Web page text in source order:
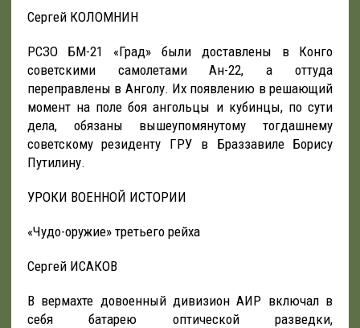
Сергей КОЛОМНИН
РСЗО БМ-21 «Град» были доставлены в Конго
советскими самолетами Ан-22, а оттуда
переправлены в Анголу. Их появлению в решающий
момент на поле боя ангольцы и кубинцы, по сути
дела, обязаны вышеупомянутому тогдашнему
советскому резиденту ГРУ в Браззавиле Борису
Путилину.
УРОКИ ВОЕННОЙ ИСТОРИИ
«Чудо-оружие» третьего рейха
Сергей ИСАКОВ
В вермахте довоенный дивизион АИР включал в
себя батарею оптической разведки,